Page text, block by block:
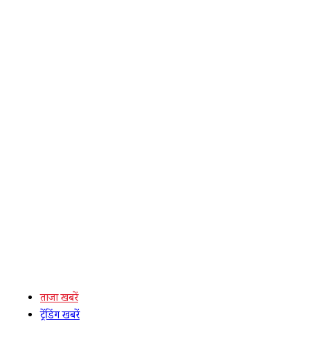
ताजा खबरें
ट्रेंडिंग खबरें